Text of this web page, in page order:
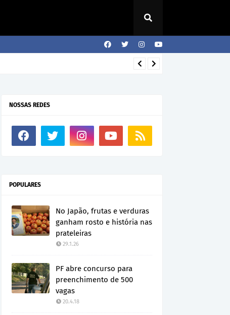
NOSSAS REDES
POPULARES
No Japão, frutas e verduras
ganham rosto e história nas
prateleiras
29.1.26
PF abre concurso para
preenchimento de 500
vagas
20.4.18